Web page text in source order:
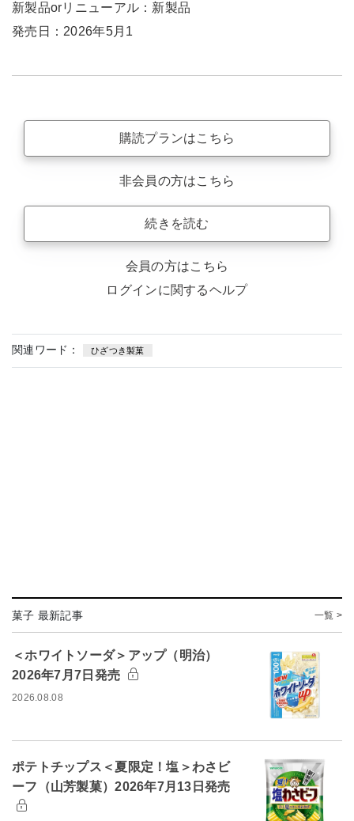
新製品orリニューアル：新製品
発売日：2026年5月1
購読プランはこちら
非会員の方はこちら
続きを読む
会員の方はこちら
ログインに関するヘルプ
関連ワード： ひざつき製菓
菓子 最新記事 一覧 >
＜ホワイトソーダ＞アップ（明治）
2026年7月7日発売
2026.08.08
ポテトチップス＜夏限定！塩＞わさビ
ーフ（山芳製菓）2026年7月13日発売